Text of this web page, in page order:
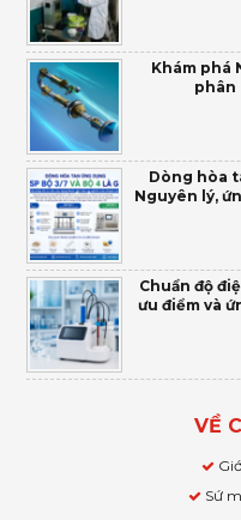
Khám phá
phân
Dòng hòa
Nguyên lý,
Chuẩn độ
ưu điểm và
VỀ
Sứ